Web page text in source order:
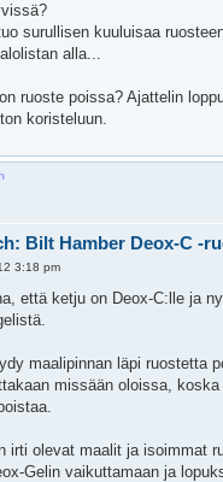
surullisen kuuluisaa
alla...
ruoste poissa? Ajattelin
koristeluun.
Bilt Hamber Deox-C -
3:18 pm
että ketju on Deox-C:lle ja
maalipinnan läpi ruostetta
missään oloissa,
irti olevat maalit ja isoimmat
Gelin vaikuttamaan ja